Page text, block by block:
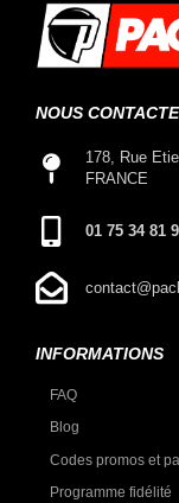
NOUS
178, Rue
FRANCE
01 75 34 81
INFORMATIONS
FAQ
Blog
Codes promos et
Programme fidélité